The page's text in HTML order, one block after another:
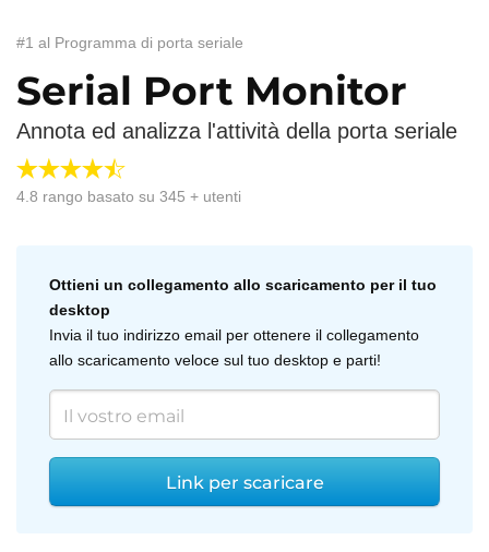
#1 al Programma di porta seriale
Serial Port Monitor
Annota ed analizza l'attività della porta seriale
4.8 rango basato su 345 + utenti
Ottieni un collegamento allo scaricamento per il tuo
desktop
Invia il tuo indirizzo email per ottenere il collegamento
allo scaricamento veloce sul tuo desktop e parti!
Link per scaricare